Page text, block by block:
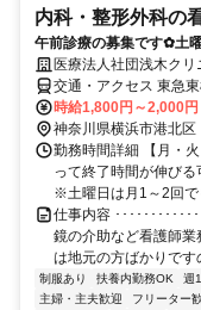
内科・整形外科の
午前診療の募集です✿土
医療法人社団浅木クリ
交通・アクセス 東急
時給1,800円～2,000円
神奈川県横浜市港北区
勤務時間詳細 【月・
って終了時間が伸び
※土曜日は月1～2回で
仕事内容 ･･･････････
鏡の介助など看護師
は地元の方ばかりです
制服あり 扶養内勤務OK 週
主婦・主夫歓迎
フリーター